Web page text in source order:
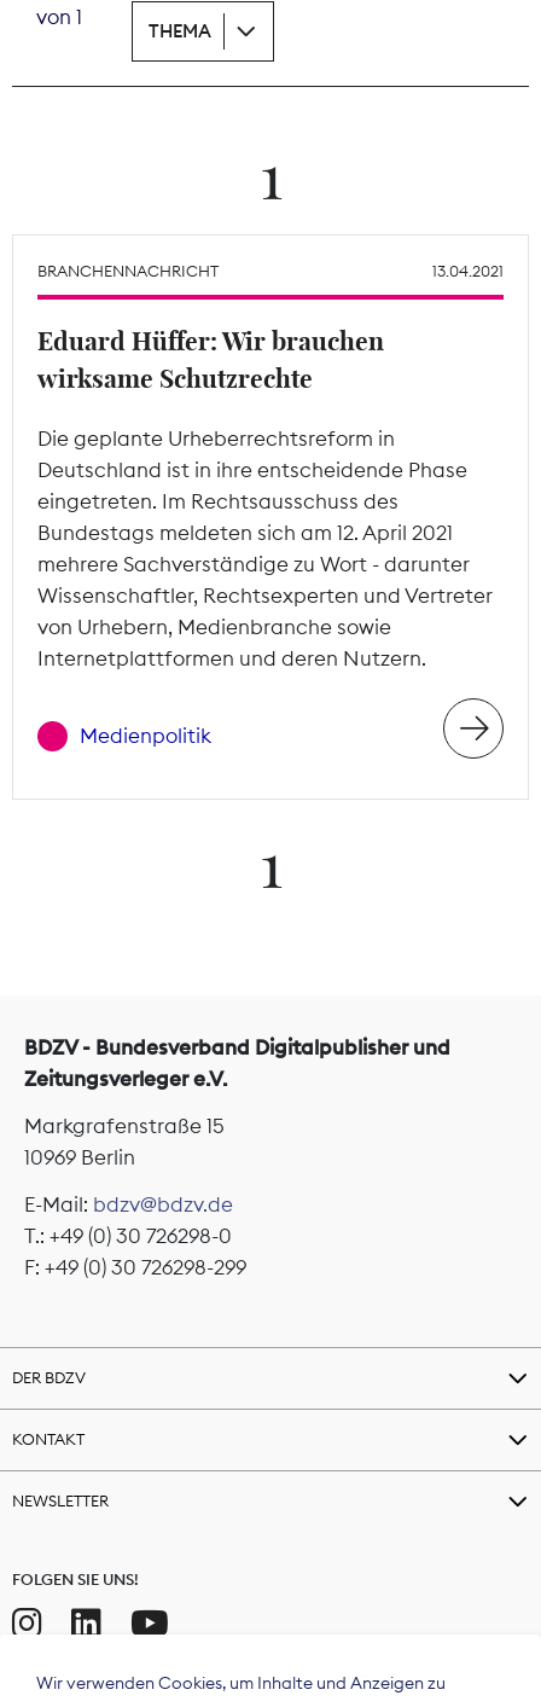
Wächterpreis
Mitgliederbereich
von 1
THEMA
1
BRANCHENNACHRICHT 13.04.2021
Eduard Hüffer: Wir brauchen
wirksame Schutzrechte
Die geplante Urheberrechtsreform in
Deutschland ist in ihre entscheidende Phase
eingetreten. Im Rechtsausschuss des
Bundestags meldeten sich am 12. April 2021
mehrere Sachverständige zu Wort - darunter
Wissenschaftler, Rechtsexperten und Vertreter
von Urhebern, Medienbranche sowie
Internetplattformen und deren Nutzern.
Medienpolitik
1
BDZV - Bundesverband Digitalpublisher und
Zeitungsverleger e.V.
Markgrafenstraße 15
10969 Berlin
E-Mail: bdzv@bdzv.de
T.: +49 (0) 30 726298-0
F: +49 (0) 30 726298-299
DER BDZV
KONTAKT
NEWSLETTER
FOLGEN SIE UNS!
Wir verwenden Cookies, um Inhalte und Anzeigen zu